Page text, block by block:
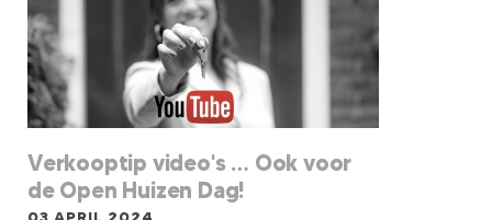
Verkooptip video's … Ook voor
de Open Huizen Dag!